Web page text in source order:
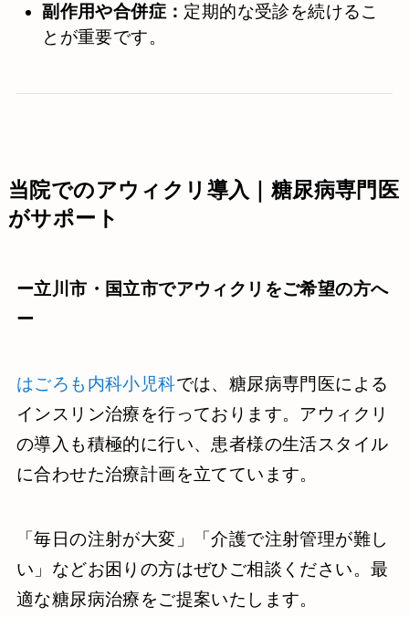
副作用や合併症： 定期的な受診を続けるこ
とが重要です。
当院でのアウィクリ導入｜糖尿病専門医
がサポート
ー立川市・国立市でアウィクリをご希望の方へ
ー
はごろも内科小児科では、糖尿病専門医による
インスリン治療を行っております。アウィクリ
の導入も積極的に行い、患者様の生活スタイル
に合わせた治療計画を立てています。
「毎日の注射が大変」「介護で注射管理が難し
い」などお困りの方はぜひご相談ください。最
適な糖尿病治療をご提案いたします。